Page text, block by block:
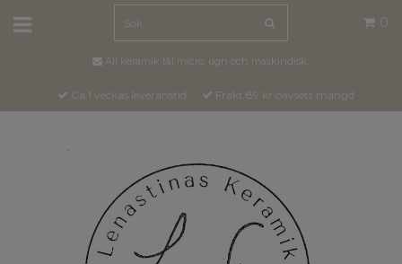
0
All keramik tål micro, ugn och maskindisk..
Ca 1 veckas leveranstid Frakt 89 kr oavsett mängd